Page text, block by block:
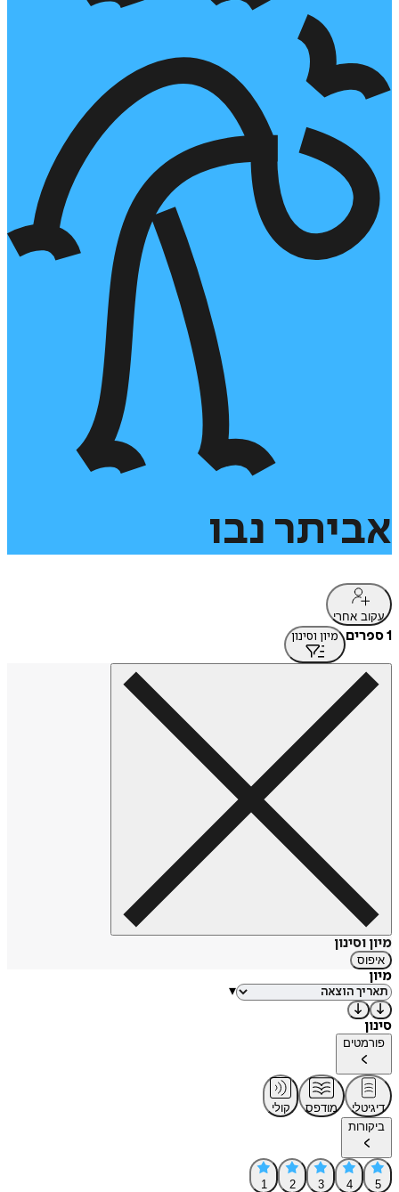
אביתר נבו
עקוב אחרי
1 ספרים מיון וסינון
מיון וסינון
איפוס
מיון
▾
סינון
פורמטים
דיגיטלי מודפס
קולי
ביקורות
5
4
3
2
1